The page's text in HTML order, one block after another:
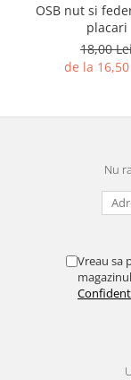
OSB nut si
placari
18,00
de la
Nu
Vreau sa